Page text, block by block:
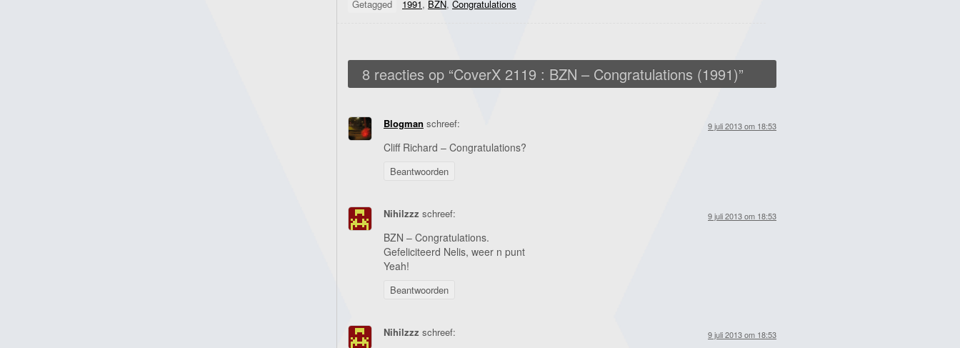
Getagged 1991, BZN, Congratulations
8 reacties op “CoverX 2119 : BZN – Congratulations (1991)”
Blogman schreef: 9 juli 2013 om 18:53
Cliff Richard – Congratulations?
Beantwoorden
Nihilzzz schreef: 9 juli 2013 om 18:53
BZN – Congratulations.
Gefeliciteerd Nelis, weer n punt
Yeah!
Beantwoorden
Nihilzzz schreef: 9 juli 2013 om 18:53